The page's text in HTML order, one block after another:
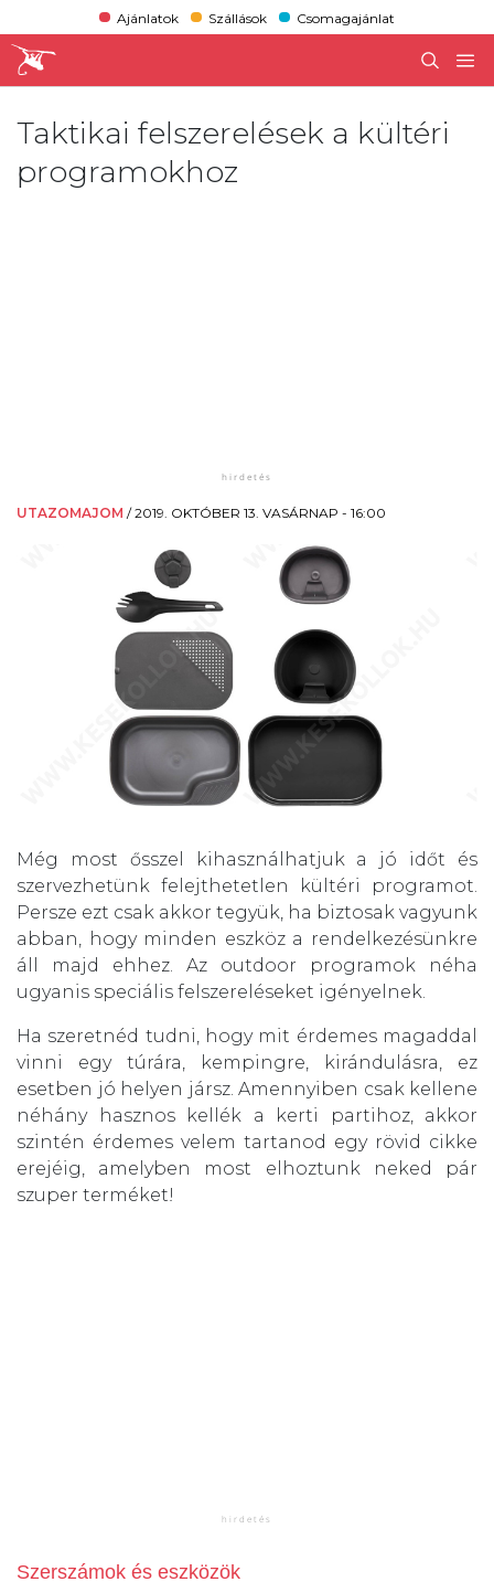
Ajánlatok Szállások Csomagajánlat
Taktikai felszerelések a kültéri
programokhoz
UTAZOMAJOM /2019. OKTÓBER 13. VASÁRNAP - 16:00
Még most ősszel kihasználhatjuk a jó időt és
szervezhetünk felejthetetlen kültéri programot.
Persze ezt csak akkor tegyük, ha biztosak vagyunk
abban, hogy minden eszköz a rendelkezésünkre
áll majd ehhez. Az outdoor programok néha
ugyanis speciális felszereléseket igényelnek.
Ha szeretnéd tudni, hogy mit érdemes magaddal
vinni egy túrára, kempingre, kirándulásra, ez
esetben jó helyen jársz. Amennyiben csak kellene
néhány hasznos kellék a kerti partihoz, akkor
szintén érdemes velem tartanod egy rövid cikke
erejéig, amelyben most elhoztunk neked pár
szuper terméket!
Szerszámok és eszközök